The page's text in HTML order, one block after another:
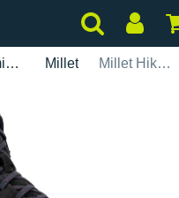
Caminhada Millet Millet Hike Up Mid Gore-Tex Herren